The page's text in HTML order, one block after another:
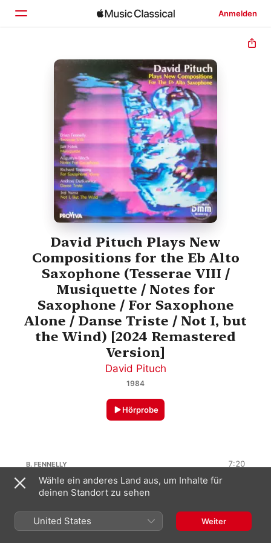
Anmelden
Startseite
Entdecken
Suchen
David Pituch Plays New
Compositions for the Eb Alto
Saxophone (Tesserae VIII /
Musiquette / Notes for
Saxophone / For Saxophone
Alone / Danse Triste / Not I, but
the Wind) [2024 Remastered
Version]
David Pituch
1984
Hörprobe
B. FENNELLY 7:20
Tesserae VIII - Rhapsodie (2024
Remastered Version)
Tesserae VIII - Polyphonie (2024
Remastered Version)
3:48
Wähle ein anderes Land aus, um Inhalte für
deinen Standort zu sehen
United States Weiter